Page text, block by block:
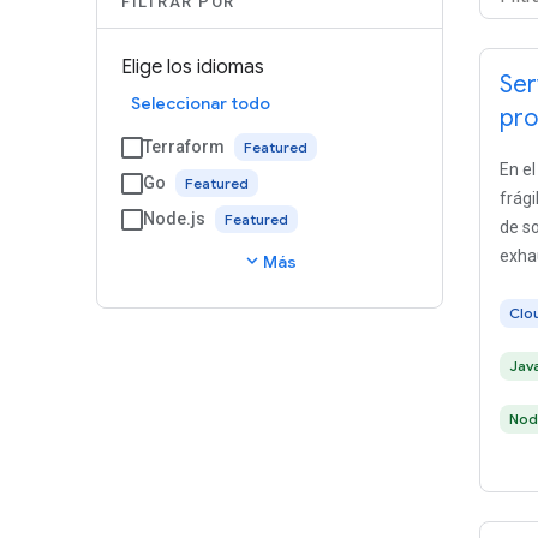
Elige los idiomas
Seleccionar todo
Terraform
Go
Node.js
expand_more Más
En
de